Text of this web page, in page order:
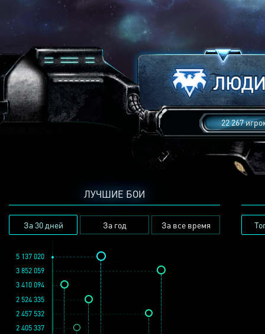
22 267
ЛУЧШИЕ БОИ
За 30 дней За год За все время
3 852 059
2 457 532
5 137 020
2 524 335
2 405 337
3 410 094